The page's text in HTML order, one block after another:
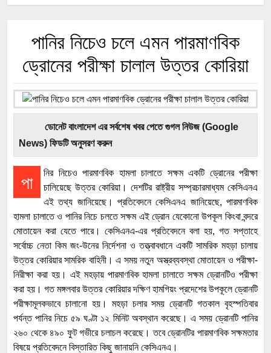
পানির নিচেও চলে এমন পারমাণবিক
ড্রোনের পরীক্ষা চালাল উত্তর কোরিয়া
ডোনেট বাংলাদেশ এর সর্বশেষ খবর পেতে গুগল নিউজ (Google
News) ফিডটি অনুসরণ করুন
পা
নির নিচেও পারমাণবিক হামলা চালাতে সক্ষম একটি ড্রোনের পরীক্ষা
চালিয়েছে উত্তর কোরিয়া। দেশটির রাষ্ট্রীয় সম্প্রচারমাধ্যম কেসিএনএ
এই তথ্য জানিয়েছে। প্রতিবেদনে কেসিএনএ জানিয়েছে, পারমাণবিক
হামলা চালাতে ও পানির নিচে চলতে সক্ষম এই ড্রোন যেকোনো উপকূল কিংবা বন্দরে
মোতায়েন করা যেতে পারে। কেসিএনএ-এর প্রতিবেদনে বলা হয়, গত সপ্তাহে
সর্বোচ্চ নেতা কিম জং-উনের নির্দেশনা ও তত্ত্বাবধানে একটি সামরিক মহড়া চালায়
উত্তর কোরিয়ার সামরিক বাহিনী। এ সময় নতুন অস্ত্রব্যবস্থা মোতায়েন ও পরীক্ষা-
নিরীক্ষা করা হয়। এই মহড়ায় পারমাণবিক হামলা চালাতে সক্ষম ড্রোনটিও পরীক্ষা
করা হয়। গত মঙ্গলবার উত্তর কোরিয়ার দক্ষিণ হামগিয়ং প্রদেশের উপকূলে ড্রোনটি
পরীক্ষামূলকভাবে চালানো হয়। মহড়া চলার সময় ড্রোনটি গতকাল বৃহস্পতিবার
পর্যন্ত পানির নিচে ৫৯ ঘণ্টা ১২ মিনিট অবস্থান করেছে। এ সময় ড্রোনটি পানির
২৬০ থেকে ৪৯০ ফুট গভীরে চলাচল করেছে। তবে ড্রোনটির পারমাণবিক সক্ষমতার
বিষয়ে প্রতিবেদনে বিস্তারিত কিছু জানায়নি কেসিএনএ।